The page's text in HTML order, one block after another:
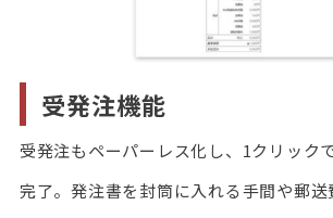
受発注機能
受発注もペーパーレス化し、1クリック
完了。発注書を封筒に入れる手間や郵送